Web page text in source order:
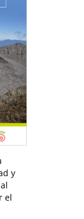
y
el